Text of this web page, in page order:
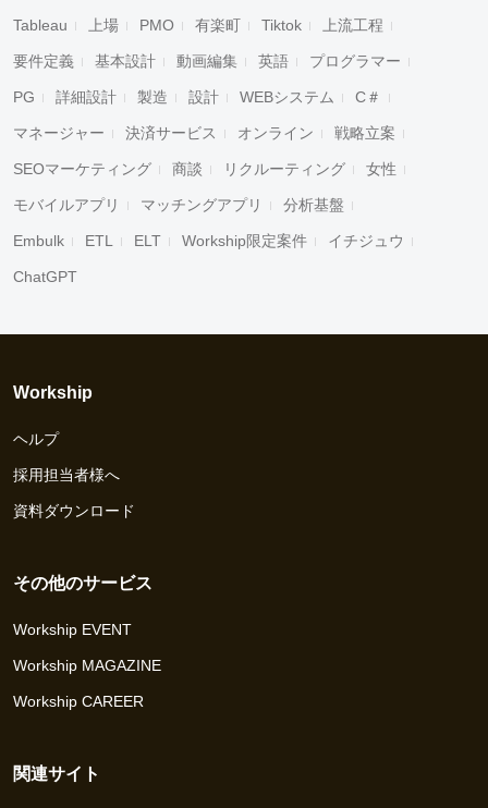
Tableau 上場 PMO 有楽町 Tiktok 上流工程
要件定義 基本設計 動画編集 英語 プログラマー
PG 詳細設計 製造 設計 WEBシステム C＃
マネージャー 決済サービス オンライン 戦略立案
SEOマーケティング 商談 リクルーティング 女性
モバイルアプリ マッチングアプリ 分析基盤
Embulk ETL ELT Workship限定案件 イチジュウ
ChatGPT
Workship
ヘルプ
採用担当者様へ
資料ダウンロード
その他のサービス
Workship EVENT
Workship MAGAZINE
Workship CAREER
関連サイト